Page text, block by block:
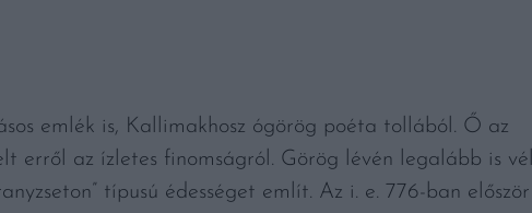
emlék is, Kallimakhosz ógörög poéta tollából. Ő az
erről az ízletes finomságról. Görög lévén legalább is
típusú édességet említ. Az i. e. 776-ban először